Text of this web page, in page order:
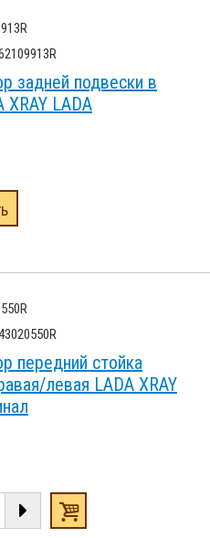
задней подвески в
XRAY LADA
передний стойка
левая LADA XRAY